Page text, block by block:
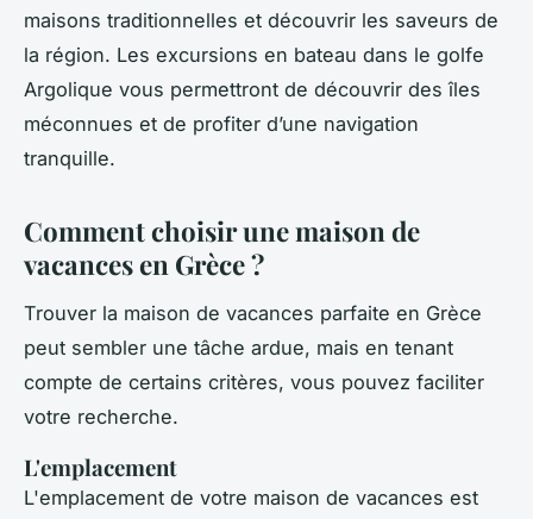
maisons traditionnelles et découvrir les saveurs de
la région. Les excursions en bateau dans le golfe
Argolique vous permettront de découvrir des îles
méconnues et de profiter d’une navigation
tranquille.
Comment choisir une maison de
vacances en Grèce ?
Trouver la maison de vacances parfaite en Grèce
peut sembler une tâche ardue, mais en tenant
compte de certains critères, vous pouvez faciliter
votre recherche.
L'emplacement
L'emplacement de votre maison de vacances est